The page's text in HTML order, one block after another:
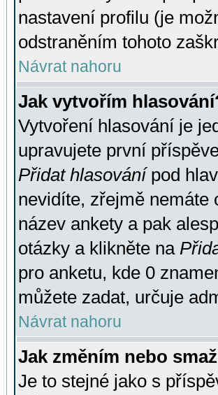
nastavení profilu (je
odstraněním tohoto
Návrat nahoru
Jak vytvořím
Vytvoření hlasování je
upravujete první
Přidat hlasovánípod
nevidíte, zřejmě nemáte
název ankety a pak
otázky a klikněte na
pro anketu, kde 0
můžete zadat, určuje
Návrat nahoru
Jak změním nebo
Je to stejné jako s